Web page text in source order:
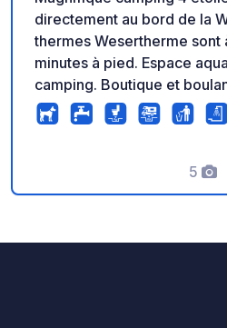
directement au bord de la
thermes Wesertherme sont
minutes à pied. Espace
camping. Boutique et
place. Réservez votre
directement sur notre site
5